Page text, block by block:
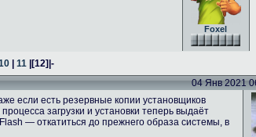
Foxel
| 11|[12]|-
04 Янв 2021
если есть резервные копии установщиков
загрузки и установки теперь выдаёт
— откатиться до прежнего образа системы, в